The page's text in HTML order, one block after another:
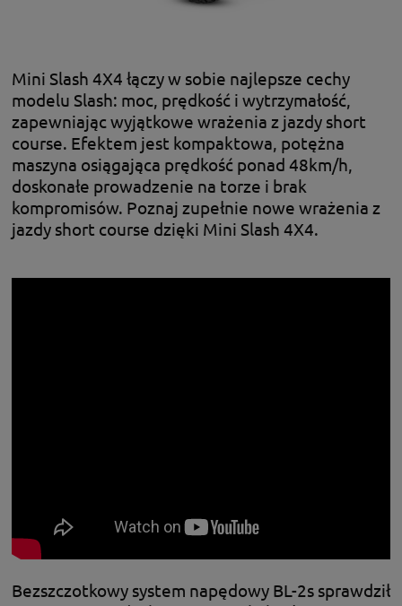
Mini Slash 4X4 łączy w sobie najlepsze cechy
modelu Slash: moc, prędkość i wytrzymałość,
zapewniając wyjątkowe wrażenia z jazdy short
course. Efektem jest kompaktowa, potężna
maszyna osiągająca prędkość ponad 48km/h,
doskonałe prowadzenie na torze i brak
kompromisów. Poznaj zupełnie nowe wrażenia z
jazdy short course dzięki Mini Slash 4X4.
Bezszczotkowy system napędowy BL-2s sprawdził